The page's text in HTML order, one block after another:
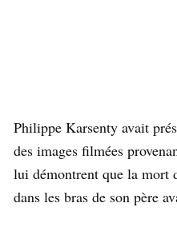
Philippe Karsenty avait
des images filmées
lui démontrent que la mort
dans les bras de son père